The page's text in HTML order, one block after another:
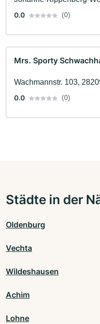
0.0
(0)
Mrs. Sporty
Wachmannstr. 103,
0.0
(0)
Städte in der
Oldenburg
Vechta
Wildeshausen
Achim
Lohne